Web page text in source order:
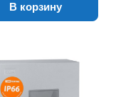
В корзину